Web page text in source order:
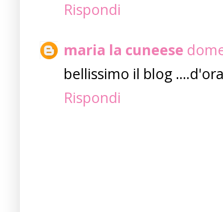
Rispondi
maria la cuneese
bellissimo il blog
Rispondi